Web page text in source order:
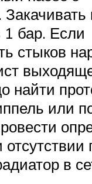
бар. Если
стыков
найти
или
в